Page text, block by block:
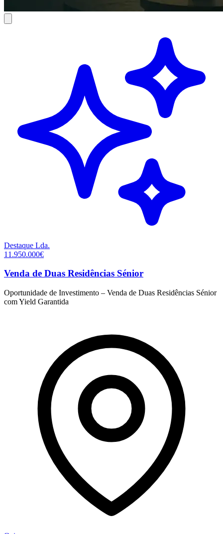
Destaque Lda.
11.950.000€
Venda de Duas Residências Sénior
Oportunidade de Investimento – Venda de Duas Residências Sénior
com Yield Garantida